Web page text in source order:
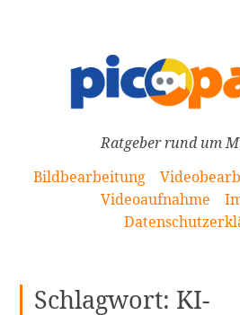
Ratgeber rund um
Bildbearbeitung
Videoaufnahme
Schlagwort: KI-